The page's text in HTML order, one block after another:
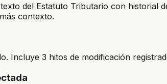
del Estatuto Tributario con
contexto.
Incluye 3 hitos de modificación